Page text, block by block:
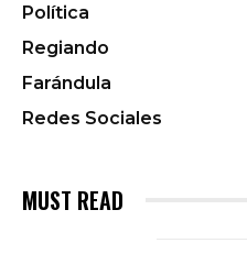
Política
Regiando
Farándula
Redes Sociales
MUST READ